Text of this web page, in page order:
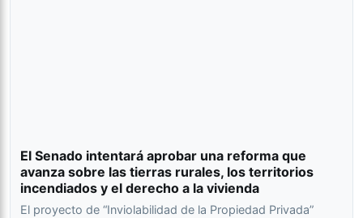
El Senado intentará aprobar una reforma que
avanza sobre las tierras rurales, los territorios
incendiados y el derecho a la vivienda
El proyecto de “Inviolabilidad de la Propiedad Privada”